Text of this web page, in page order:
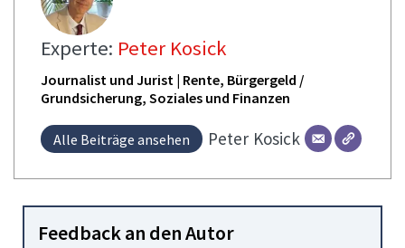
Experte: Peter Kosick
Journalist und Jurist | Rente, Bürgergeld /
Grundsicherung, Soziales und Finanzen
Alle Beiträge ansehen Peter Kosick
Feedback an den Autor